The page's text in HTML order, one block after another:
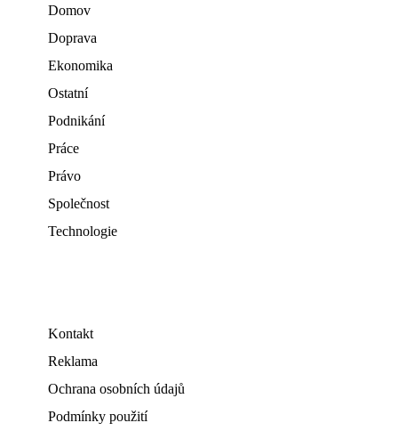
Domov
Doprava
Ekonomika
Ostatní
Podnikání
Práce
Právo
Společnost
Technologie
Kontakt
Reklama
Ochrana osobních údajů
Podmínky použití